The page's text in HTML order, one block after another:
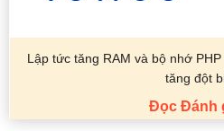
Lập tức tăng RAM và bộ nhớ
tăng đột
Đọc Đánh